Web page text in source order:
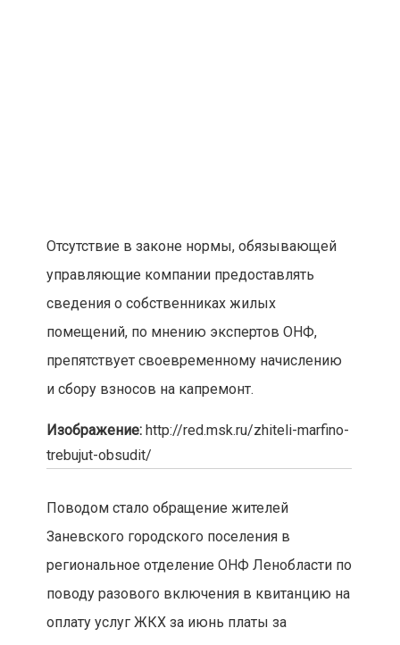
Отсутствие в законе нормы, обязывающей
управляющие компании предоставлять
сведения о собственниках жилых
помещений, по мнению экспертов ОНФ,
препятствует своевременному начислению
и сбору взносов на капремонт.
Изображение: http://red.msk.ru/zhiteli-marfino-
trebujut-obsudit/
Поводом стало обращение жителей
Заневского городского поселения в
региональное отделение ОНФ Ленобласти по
поводу разового включения в квитанцию на
оплату услуг ЖКХ за июнь платы за